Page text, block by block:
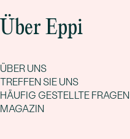
Über Eppi
ÜBER UNS
TREFFEN SIE UNS
HÄUFIG GESTELLTE FRAGEN
MAGAZIN